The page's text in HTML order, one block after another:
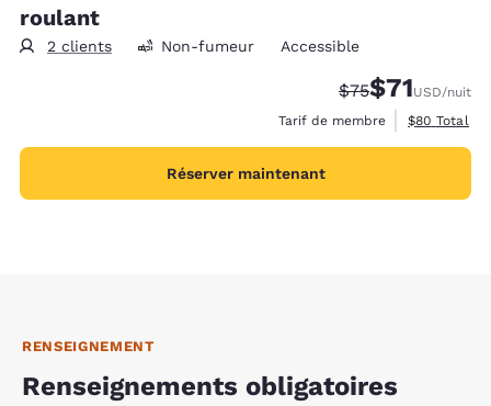
roulant
2 clients Non-fumeur Accessible
Tarif barré :
$75Tarif réduit :
$71USD/nuit
Tarif de membre
Afficher les
$80 Total
Réserver maintenant
RENSEIGNEMENT
Renseignements obligatoires